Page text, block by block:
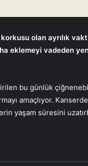
olan ayrılık
eklemeyi vadeden
bu günlük
amaçlıyor.
yaşam süresini